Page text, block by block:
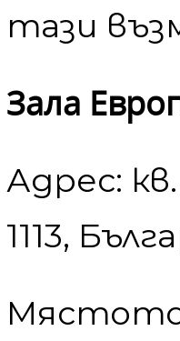
тази
Зала
Адрес:
1113,
Мястото